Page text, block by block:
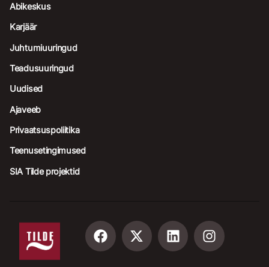
Abikeskus
Karjäär
Juhtumiuuringud
Teadusuuringud
Uudised
Ajaveeb
Privaatsuspoliitika
Teenusetingimused
SIA Tilde projektid